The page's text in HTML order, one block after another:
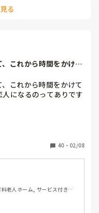
ますよ！
る
これから時間をかけて
これから時間をかけて
になるのってありです
40 ・ 02/08
老人ホーム, サービス付き高